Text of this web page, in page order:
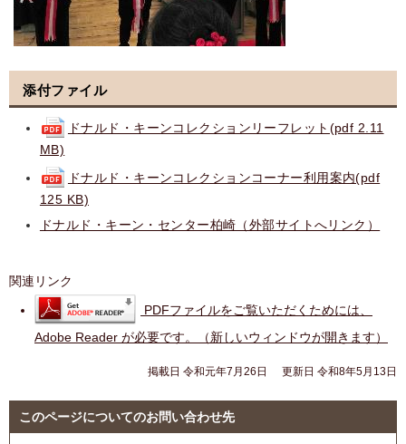
添付ファイル
ドナルド・キーンコレクションリーフレット(pdf 2.11
MB)
ドナルド・キーンコレクションコーナー利用案内(pdf
125 KB)
ドナルド・キーン・センター柏崎（外部サイトへリンク）
関連リンク
PDFファイルをご覧いただくためには、
Adobe Reader が必要です。（新しいウィンドウが開きます）
掲載日 令和元年7月26日 更新日 令和8年5月13日
このページについてのお問い合わせ先